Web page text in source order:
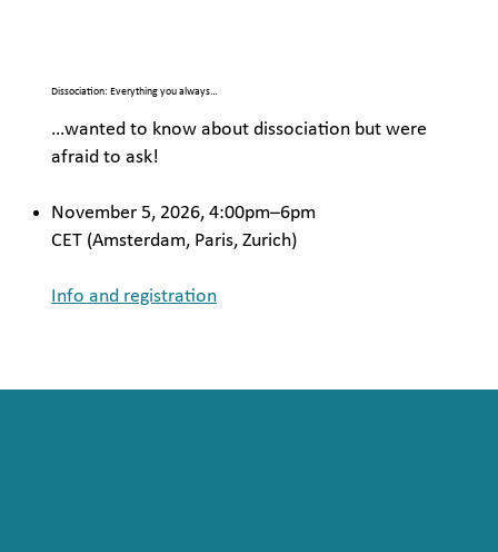
Dissociation: Everything you always…
…wanted to know about dissociation but were
afraid to ask!
November 5, 2026, 4:00pm–6pm
CET(Amsterdam, Paris, Zurich)
Info and registration